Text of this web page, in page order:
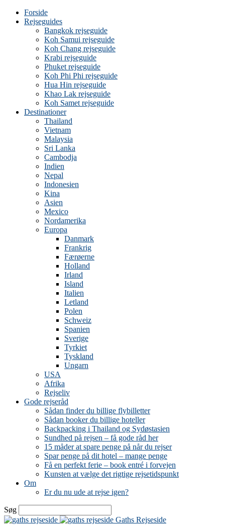
Forside
Rejseguides
Bangkok rejseguide
Koh Samui rejseguide
Koh Chang rejseguide
Krabi rejseguide
Phuket rejseguide
Koh Phi Phi rejseguide
Hua Hin rejseguide
Khao Lak rejseguide
Koh Samet rejseguide
Destinationer
Thailand
Vietnam
Malaysia
Sri Lanka
Cambodja
Indien
Nepal
Indonesien
Kina
Asien
Mexico
Nordamerika
Europa
Danmark
Frankrig
Færøerne
Holland
Irland
Island
Italien
Letland
Polen
Schweiz
Spanien
Sverige
Tyrkiet
Tyskland
Ungarn
USA
Afrika
Rejseliv
Gode rejseråd
Sådan finder du billige flybilletter
Sådan booker du billige hoteller
Backpacking i Thailand og Sydøstasien
Sundhed på rejsen – få gode råd her
15 måder at spare penge på når du rejser
Spar penge på dit hotel – mange penge
Få en perfekt ferie – book entré i forvejen
Kunsten at vælge det rigtige rejsetidspunkt
Om
Er du nu ude at rejse igen?
Søg
Gaths Rejseside